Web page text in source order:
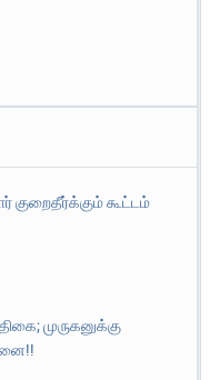
குறைதீர்க்கும் கூட்டம்
முருகனுக்கு